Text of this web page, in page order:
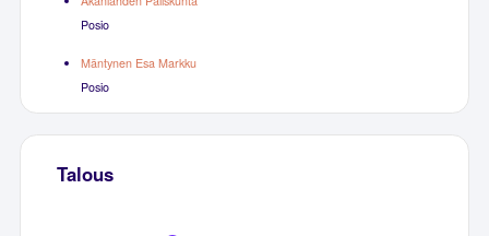
Posio
Mäntynen Esa Markku
Posio
Talous